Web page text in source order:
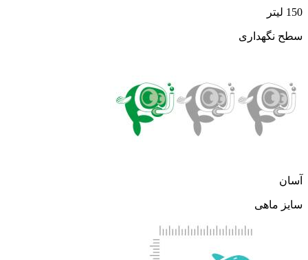
150 لیتر
سطح نگهداری
آسان
سایز ماهی